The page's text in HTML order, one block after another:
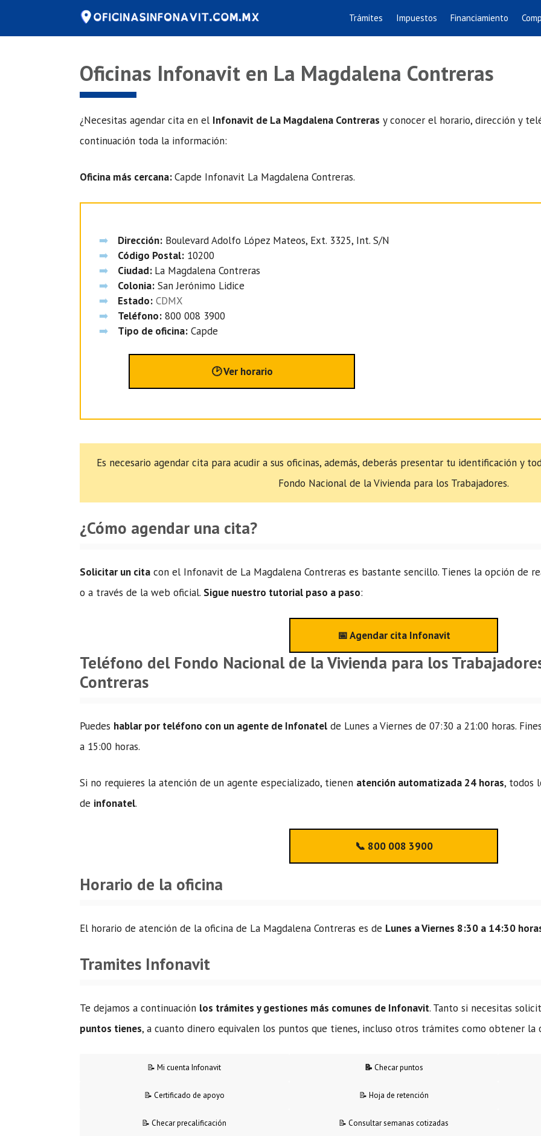
Trámites Impuestos Financiamiento
Oficinas Infonavit en La Magdalena Contreras
¿Necesitas agendar cita en el Infonavit de La Magdalena Contreras y conocer el horario, dirección y
continuación toda la información:
Oficina más cercana:Capde Infonavit La Magdalena Contreras.
Dirección: Boulevard Adolfo López Mateos, Ext. 3325, Int. S/N
Código Postal: 10200
Ciudad: La Magdalena Contreras
Colonia: San Jerónimo Lidice
Estado: CDMX
Teléfono: 800 008 3900
Tipo de oficina: Capde
🕑 Ver horario
Es necesario agendar cita para acudir a sus oficinas, además, deberás presentar tu identificación y
Fondo Nacional de la Vivienda para los Trabajadores.
¿Cómo agendar una cita?
Solicitar un cita con el Infonavit de La Magdalena Contreras es bastante sencillo. Tienes la opción de
o a través de la web oficial. Sigue nuestro tutorial paso a paso:
📅 Agendar cita Infonavit
Teléfono del Fondo Nacional de la Vivienda para los
Contreras
Puedes hablar por teléfono con un agente de Infonatel de Lunes a Viernes de 07:30 a 21:00 horas.
a 15:00 horas.
Si no requieres la atención de un agente especializado, tienen atención automatizada 24 horas, todos
de infonatel.
📞 800 008 3900
Horario de la oficina
El horario de atención de la oficina de La Magdalena Contreras es de Lunes a Viernes 8:30 a 14:30
Tramites Infonavit
Te dejamos a continuación los trámites y gestiones más comunes de Infonavit. Tanto si necesitas
puntos tienes, a cuanto dinero equivalen los puntos que tienes, incluso otros trámites como obtener
📝 Mi cuenta Infonavit 📝 Checar puntos
📝 Certificado de apoyo 📝 Hoja de retención
📝 Checar precalificación 📝 Consultar semanas cotizadas